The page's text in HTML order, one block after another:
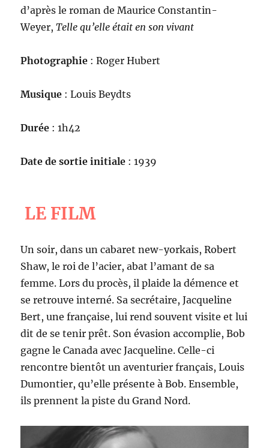
d’après le roman de Maurice Constantin-
Weyer,Telle qu’elle était en son vivant
Photographie : Roger Hubert
Musique : Louis Beydts
Durée : 1h42
Date de sortie initiale : 1939
LE FILM
Un soir, dans un cabaret new-yorkais, Robert
Shaw, le roi de l’acier, abat l’amant de sa
femme. Lors du procès, il plaide la démence et
se retrouve interné. Sa secrétaire, Jacqueline
Bert, une française, lui rend souvent visite et lui
dit de se tenir prêt. Son évasion accomplie, Bob
gagne le Canada avec Jacqueline. Celle-ci
rencontre bientôt un aventurier français, Louis
Dumontier, qu’elle présente à Bob. Ensemble,
ils prennent la piste du Grand Nord.